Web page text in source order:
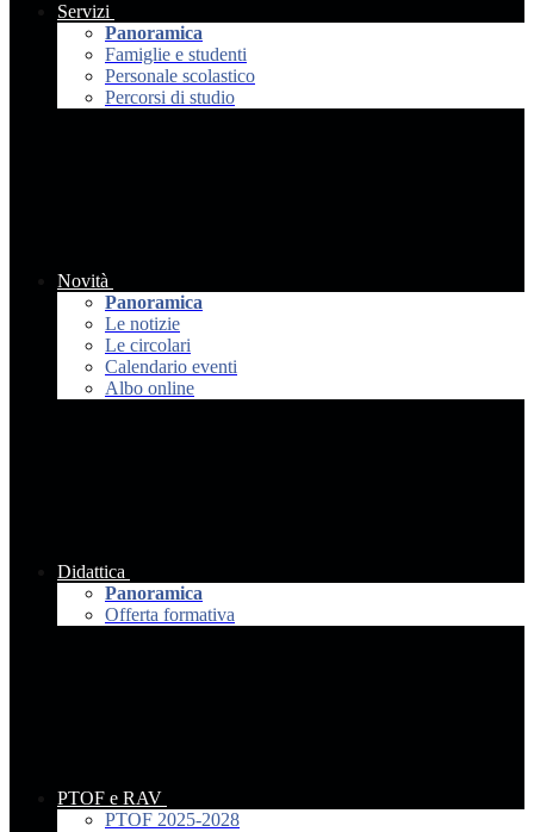
Servizi
Panoramica
Famiglie e studenti
Personale scolastico
Percorsi di studio
Novità
Panoramica
Le notizie
Le circolari
Calendario eventi
Albo online
Didattica
Panoramica
Offerta formativa
PTOF e RAV
PTOF 2025-2028